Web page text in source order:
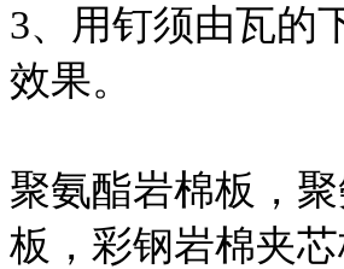
3、用钉须由瓦的
效果。
聚氨酯岩棉板，
板，彩钢岩棉夹